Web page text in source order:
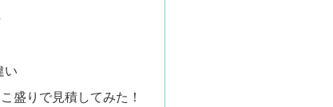
い
盛りで見積してみた！